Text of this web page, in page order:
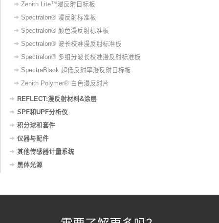
Zenith Lite™漫反射目标板
Spectralon® 漫反射标准板
Spectralon® 颜色漫反射标准板
Spectralon® 波长校准漫反射标准板
Spectralon® 多组分波长校准漫反射标准板
SpectraBlack 超低反射率漫反射目标板
Zenith Polymer® 白色漫反射片
REFLECT:漫反射材料&涂层
SPF和UPF分析仪
积分球和套件
仪器与配件
其他传感器计量系统
黑体光源